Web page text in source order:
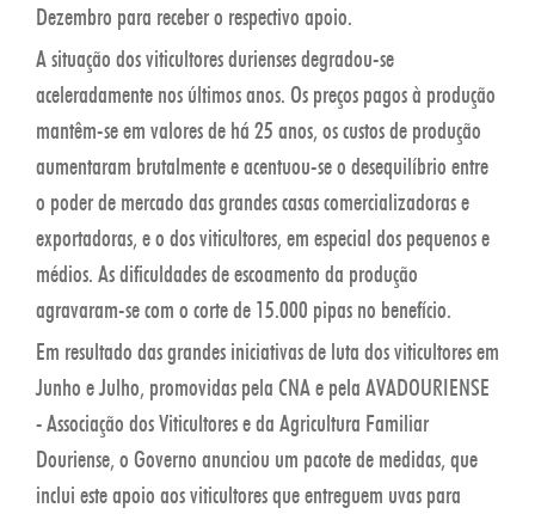
Dezembro para receber o respectivo apoio.
A situação dos viticultores durienses degradou-se
aceleradamente nos últimos anos. Os preços pagos à produção
mantêm-se em valores de há 25 anos, os custos de produção
aumentaram brutalmente e acentuou-se o desequilíbrio entre
o poder de mercado das grandes casas comercializadoras e
exportadoras, e o dos viticultores, em especial dos pequenos e
médios. As dificuldades de escoamento da produção
agravaram-se com o corte de 15.000 pipas no benefício.
Em resultado das grandes iniciativas de luta dos viticultores em
Junho e Julho, promovidas pela CNA e pela AVADOURIENSE
- Associação dos Viticultores e da Agricultura Familiar
Douriense, o Governo anunciou um pacote de medidas, que
inclui este apoio aos viticultores que entreguem uvas para